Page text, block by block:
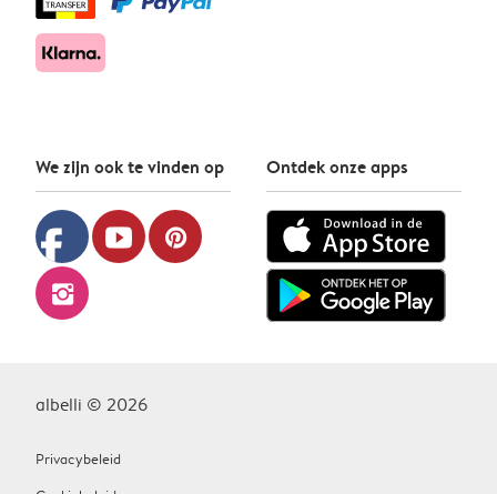
We zijn ook te vinden op
facebook youtube pinterest
instagram
Ontdek onze apps
albelli © 2026
Privacybeleid